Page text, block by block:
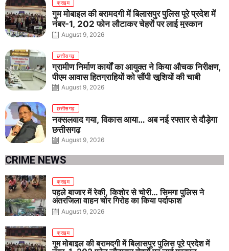
क्राइम
गुम मोबाइल की बरामदगी में बिलासपुर पुलिस पूरे प्रदेश में
नंबर-1, 202 फोन लौटाकर चेहरों पर लाई मुस्कान
August 9, 2026
छत्तीसगढ़
ग्रामीण निर्माण कार्यों का आयुक्त ने किया औचक निरीक्षण,
पीएम आवास हितग्राहियों को सौंपी खुशियों की चाबी
August 9, 2026
छत्तीसगढ़
नक्सलवाद गया, विकास आया… अब नई रफ्तार से दौड़ेगा
छत्तीसगढ़
August 9, 2026
CRIME NEWS
क्राइम
पहले बाजार में रेकी, किशोर से चोरी… सिमगा पुलिस ने
अंतरजिला वाहन चोर गिरोह का किया पर्दाफाश
August 9, 2026
क्राइम
गुम मोबाइल की बरामदगी में बिलासपुर पुलिस पूरे प्रदेश में